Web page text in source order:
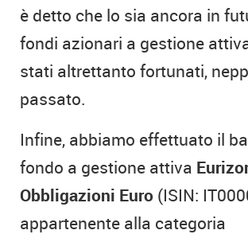
è detto che lo sia ancora in
fondi azionari a gestione
stati altrettanto fortunati,
passato.
Infine, abbiamo effettuato il
fondo a gestione attiva
Obbligazioni Euro (ISIN:
appartenente alla categoria